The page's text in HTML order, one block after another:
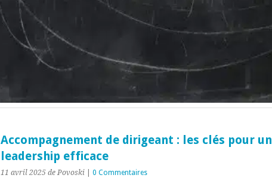
Accompagnement de dirigeant : les clés pour un
leadership efficace
11 avril 2025 de Povoski| 0 Commentaires